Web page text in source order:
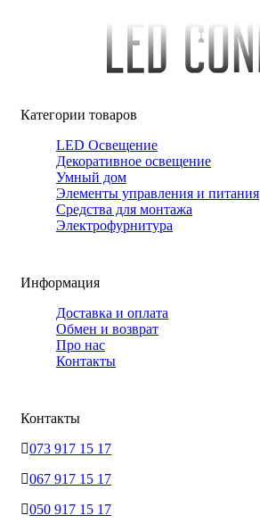
Категории товаров
LED Освещение
Декоративное освещение
Умный дом
Элементы управления и питания
Средства для монтажа
Электрофурнитура
Информация
Доставка и оплата
Обмен и возврат
Про нас
Контакты
Контакты
073 917 15 17
067 917 15 17
050 917 15 17